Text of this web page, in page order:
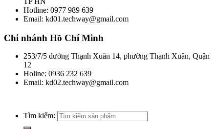
Hotline: 0977 989 639
Email: kd01.techway@gmail.com
Chi nhánh Hồ Chí Minh
253/7/5 đường Thạnh Xuân 14, phường Thạnh Xuân, Quận
12
Holine: 0936 232 639
Email: kd02.techway@gmail.com
Tìm kiếm: